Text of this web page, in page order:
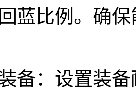
蓝比例。确
备：设置装